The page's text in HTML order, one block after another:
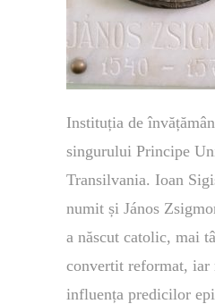
Instituția de
singurului Principe
Transilvania. Ioan
numit și János
a născut catolic, mai
convertit reformat, iar
influența predicilor